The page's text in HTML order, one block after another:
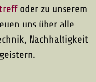
oder zu unserem
uns über alle
Nachhaltigkeit